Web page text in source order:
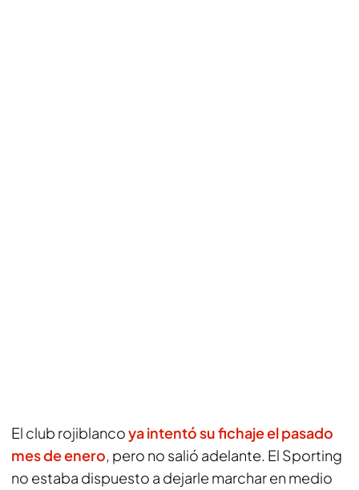
El club rojiblancoya intentó su fichaje el pasado
mes de enero, pero no salió adelante. El Sporting
no estaba dispuesto a dejarle marchar en medio